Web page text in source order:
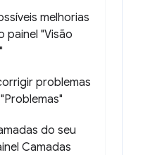
melhorias
painel "Visão
problemas
do seu
Camadas